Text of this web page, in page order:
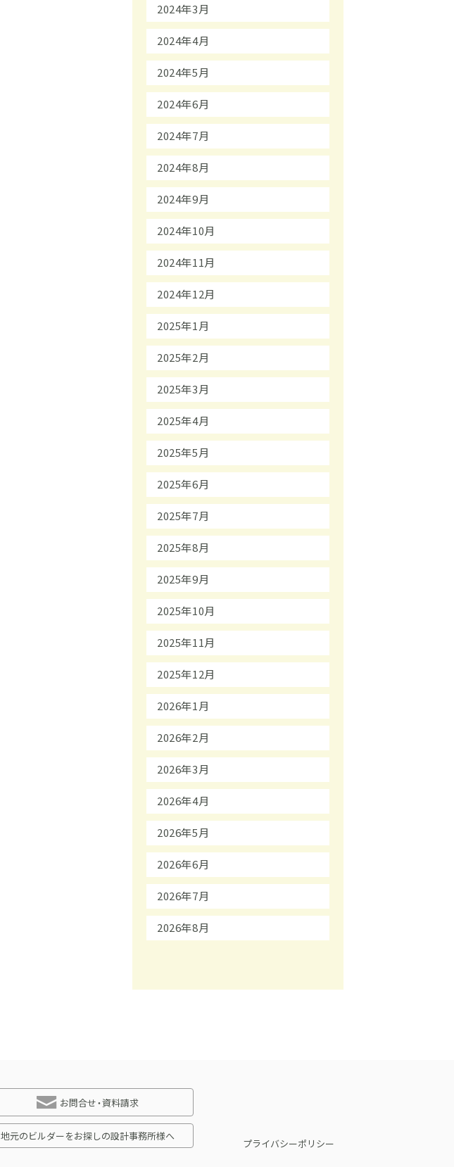
2024年3月
2024年4月
2024年5月
2024年6月
2024年7月
2024年8月
2024年9月
2024年10月
2024年11月
2024年12月
2025年1月
2025年2月
2025年3月
2025年4月
2025年5月
2025年6月
2025年7月
2025年8月
2025年9月
2025年10月
2025年11月
2025年12月
2026年1月
2026年2月
2026年3月
2026年4月
2026年5月
2026年6月
2026年7月
2026年8月
お問合せ・資料請求
地元のビルダーをお探しの設計事務所様へ
プライバシーポリシー